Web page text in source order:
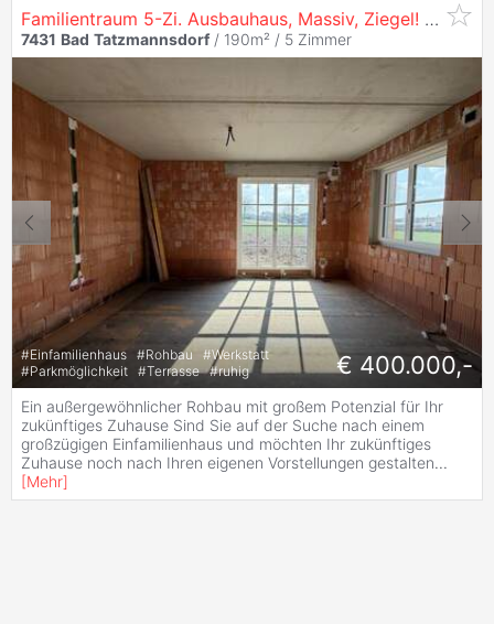
Familientraum 5-Zi. Ausbauhaus, Massiv, Ziegel! - Leben wo Andere Urlaub Machen
7431 Bad Tatzmannsdorf / 190m² / 5 Zimmer
#Einfamilienhaus #Rohbau #Werkstatt
#Parkmöglichkeit #Terrasse #ruhig € 400.000,-
Ein außergewöhnlicher Rohbau mit großem Potenzial für Ihr
zukünftiges Zuhause Sind Sie auf der Suche nach einem
großzügigen Einfamilienhaus und möchten Ihr zukünftiges
Zuhause noch nach Ihren eigenen Vorstellungen gestalten...
[Mehr]